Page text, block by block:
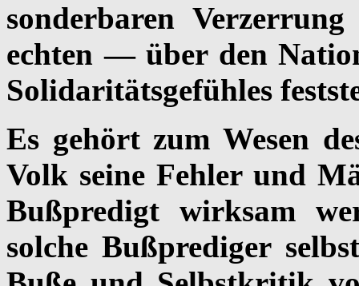
sonderbaren
echten — über den
Solidaritätsgefühles
Es gehört zum Wesen
Volk seine Fehler und
Bußpredigt wirksam
solche Bußprediger